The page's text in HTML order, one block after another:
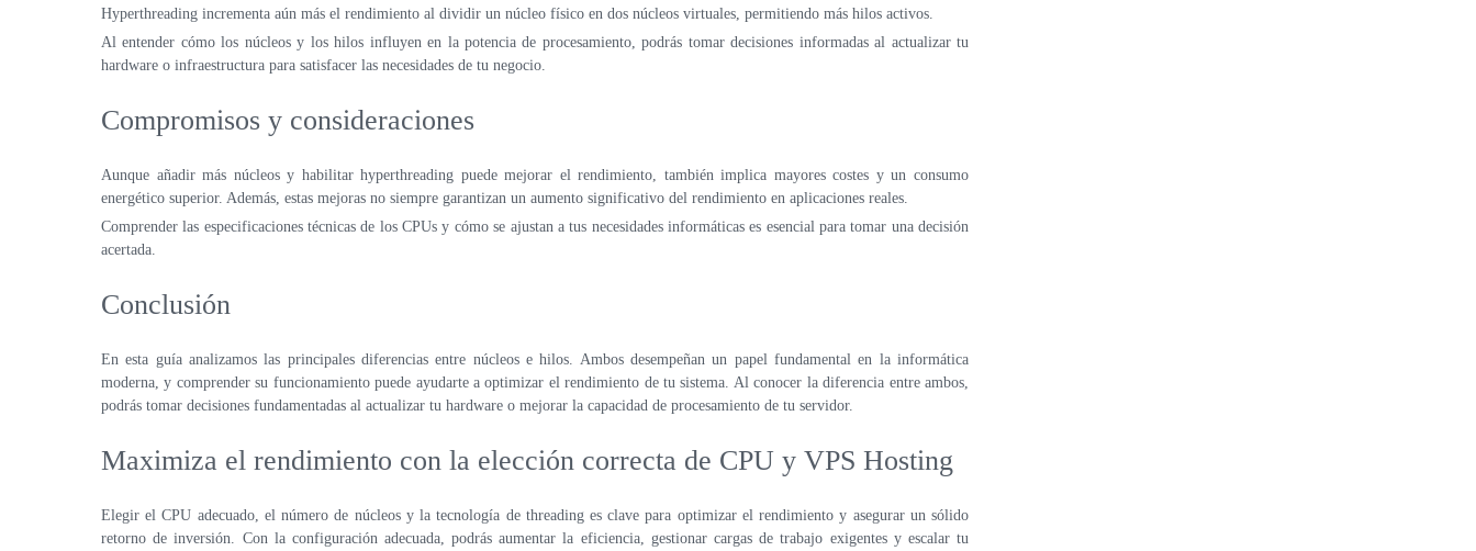
Hyperthreading incrementa aún más el rendimiento al dividir un núcleo físico en dos núcleos virtuales, permitiendo más hilos activos.
Al entender cómo los núcleos y los hilos influyen en la potencia de procesamiento, podrás tomar decisiones informadas al actualizar tu
hardware o infraestructura para satisfacer las necesidades de tu negocio.
Compromisos y consideraciones
Aunque añadir más núcleos y habilitar hyperthreading puede mejorar el rendimiento, también implica mayores costes y un consumo
energético superior. Además, estas mejoras no siempre garantizan un aumento significativo del rendimiento en aplicaciones reales.
Comprender las especificaciones técnicas de los CPUs y cómo se ajustan a tus necesidades informáticas es esencial para tomar una decisión
acertada.
Conclusión
En esta guía analizamos las principales diferencias entre núcleos e hilos. Ambos desempeñan un papel fundamental en la informática
moderna, y comprender su funcionamiento puede ayudarte a optimizar el rendimiento de tu sistema. Al conocer la diferencia entre ambos,
podrás tomar decisiones fundamentadas al actualizar tu hardware o mejorar la capacidad de procesamiento de tu servidor.
Maximiza el rendimiento con la elección correcta de CPU y VPS Hosting
Elegir el CPU adecuado, el número de núcleos y la tecnología de threading es clave para optimizar el rendimiento y asegurar un sólido
retorno de inversión. Con la configuración adecuada, podrás aumentar la eficiencia, gestionar cargas de trabajo exigentes y escalar tu